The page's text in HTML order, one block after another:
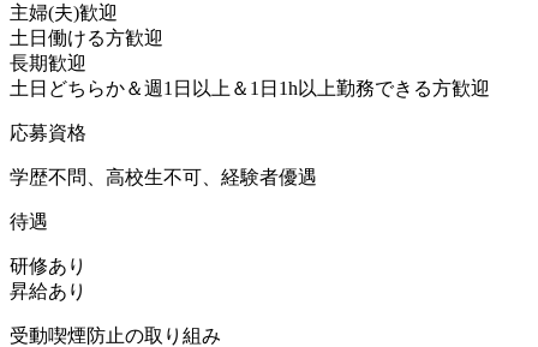
主婦(夫)歓迎
土日働ける方歓迎
長期歓迎
土日どちらか＆週1日以上＆1日1h以上勤務できる方歓迎
応募資格
学歴不問、高校生不可、経験者優遇
待遇
研修あり
昇給あり
受動喫煙防止の取り組み